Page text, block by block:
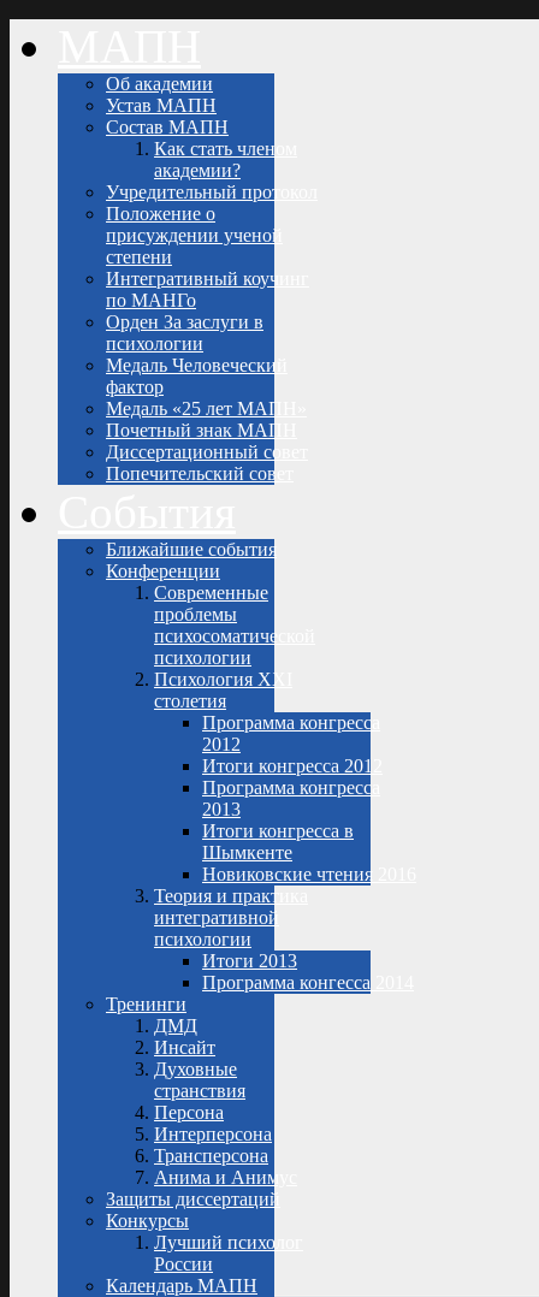
Об академии
Устав МАПН
Состав МАПН
Как стать членом
академии?
Учредительный протокол
Положение о
присуждении ученой
степени
Интегративный коучинг
по МАНГо
Орден За заслуги в
психологии
Медаль Человеческий
фактор
Медаль «25 лет МАПН»
Почетный знак МАПН
Диссертационный совет
Попечительский совет
Ближайшие события
Конференции
Современные
проблемы
психосоматической
психологии
Психология XXI
столетия
Программа конгресса
2012
Итоги конгресса 2012
Программа конгресса
2013
Итоги конгресса в
Шымкенте
Новиковские чтения 2016
Теория и практика
интегративной
психологии
Итоги 2013
Программа конгесса 2014
Тренинги
ДМД
Инсайт
Духовные
странствия
Персона
Интерперсона
Трансперсона
Анима и Анимус
Защиты диссертаций
Конкурсы
Лучший психолог
России
Календарь МАПН